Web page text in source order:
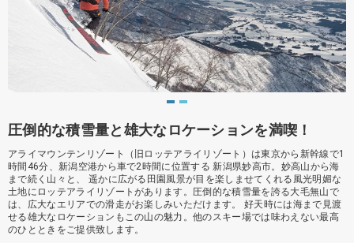
圧倒的な積雪量と雄大なロケーションを満喫！
アライマウンテンリゾート（旧ロッテアライリゾート）は東京から新幹線で1
時間46分、新潟空港から車で2時間に位置する 新潟県妙高市。妙高山から海
まで続く山々と、 遥かに広がる田園風景が目を楽しませてくれる風光明媚な
土地にロッテアライリゾートがあります。圧倒的な積雪量を誇る大毛無山で
は、広大なエリアでの滑走がお楽しみいただけます。 好天時には海まで見渡
せる雄大なロケーションもこの山の魅力。他のスキー場では味わえない最高
のひとときをご提供致します。